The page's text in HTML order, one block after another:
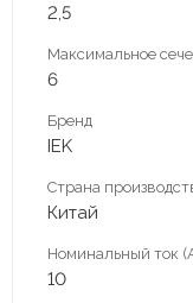
2,5
Максимальное
6
Бренд
IEK
Страна
Китай
Номинальный ток
10